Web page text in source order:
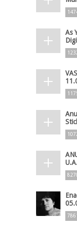
As
7861